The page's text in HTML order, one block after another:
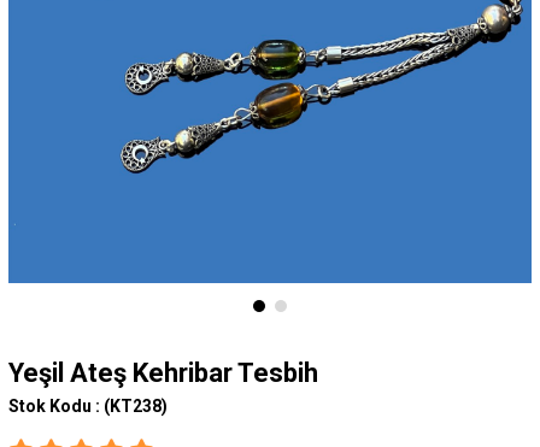
Yeşil Ateş Kehribar Tesbih
Stok Kodu : (KT238)